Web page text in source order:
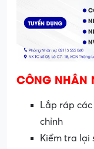
CÔNG NHÂN
Lắp ráp
chỉnh
Kiểm tra lại